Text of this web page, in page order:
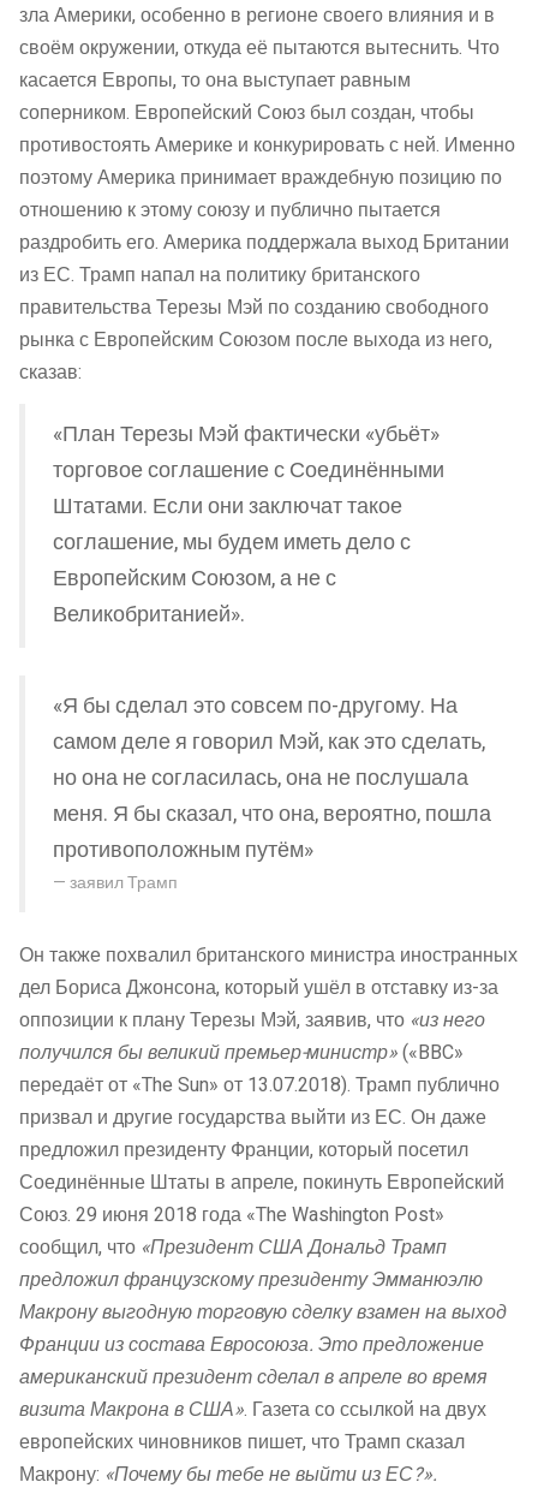
зла Америки, особенно в регионе своего влияния и в
своём окружении, откуда её пытаются вытеснить. Что
касается Европы, то она выступает равным
соперником. Европейский Союз был создан, чтобы
противостоять Америке и конкурировать с ней. Именно
поэтому Америка принимает враждебную позицию по
отношению к этому союзу и публично пытается
раздробить его. Америка поддержала выход Британии
из ЕС. Трамп напал на политику британского
правительства Терезы Мэй по созданию свободного
рынка с Европейским Союзом после выхода из него,
сказав:
«План Терезы Мэй фактически «убьёт»
торговое соглашение с Соединёнными
Штатами. Если они заключат такое
соглашение, мы будем иметь дело с
Европейским Союзом, а не с
Великобританией».
«Я бы сделал это совсем по-другому. На
самом деле я говорил Мэй, как это сделать,
но она не согласилась, она не послушала
меня. Я бы сказал, что она, вероятно, пошла
противоположным путём»
заявил Трамп
Он также похвалил британского министра иностранных
дел Бориса Джонсона, который ушёл в отставку из-за
оппозиции к плану Терезы Мэй, заявив, что «из него
получился бы великий премьер-министр»(«BBC»
передаёт от «The Sun» от 13.07.2018). Трамп публично
призвал и другие государства выйти из ЕС. Он даже
предложил президенту Франции, который посетил
Соединённые Штаты в апреле, покинуть Европейский
Союз. 29 июня 2018 года «The Washington Post»
сообщил, что «Президент США Дональд Трамп
предложил французскому президенту Эмманюэлю
Макрону выгодную торговую сделку взамен на выход
Франции из состава Евросоюза. Это предложение
американский президент сделал в апреле во время
визита Макрона в США». Газета со ссылкой на двух
европейских чиновников пишет, что Трамп сказал
Макрону: «Почему бы тебе не выйти из ЕС?».